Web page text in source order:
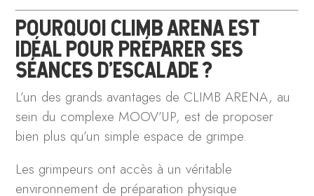
POURQUOI CLIMB ARENA EST
IDÉAL POUR PRÉPARER SES
SÉANCES D’ESCALADE ?
L’un des grands avantages de CLIMB ARENA, au
sein du complexe MOOV’UP, est de proposer
bien plus qu’un simple espace de grimpe.
Les grimpeurs ont accès à un véritable
environnement de préparation physique